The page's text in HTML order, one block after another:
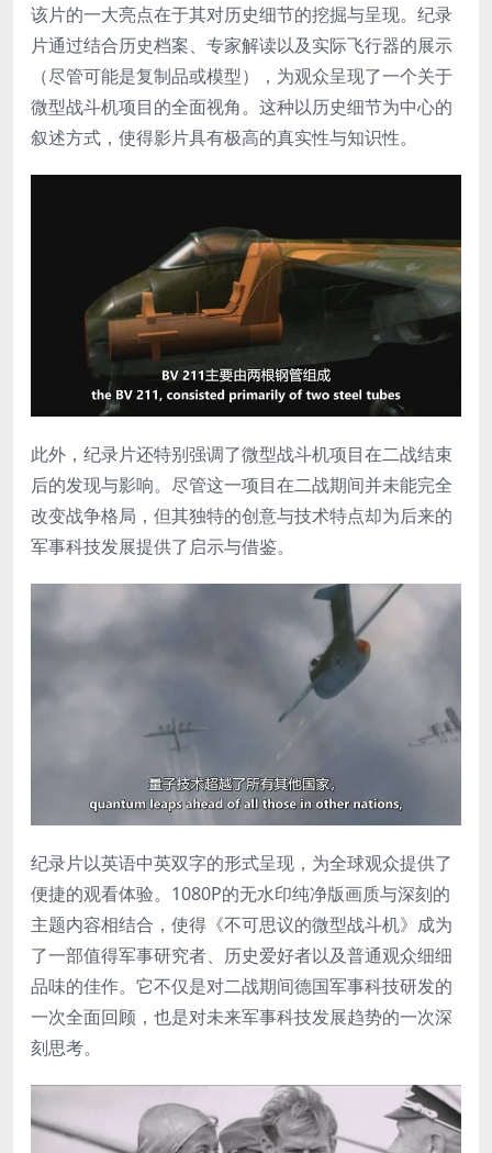
该片的一大亮点在于其对历史细节的挖掘与呈现。纪录
片通过结合历史档案、专家解读以及实际飞行器的展示
（尽管可能是复制品或模型），为观众呈现了一个关于
微型战斗机项目的全面视角。这种以历史细节为中心的
叙述方式，使得影片具有极高的真实性与知识性。
此外，纪录片还特别强调了微型战斗机项目在二战结束
后的发现与影响。尽管这一项目在二战期间并未能完全
改变战争格局，但其独特的创意与技术特点却为后来的
军事科技发展提供了启示与借鉴。
纪录片以英语中英双字的形式呈现，为全球观众提供了
便捷的观看体验。1080P的无水印纯净版画质与深刻的
主题内容相结合，使得《不可思议的微型战斗机》成为
了一部值得军事研究者、历史爱好者以及普通观众细细
品味的佳作。它不仅是对二战期间德国军事科技研发的
一次全面回顾，也是对未来军事科技发展趋势的一次深
刻思考。